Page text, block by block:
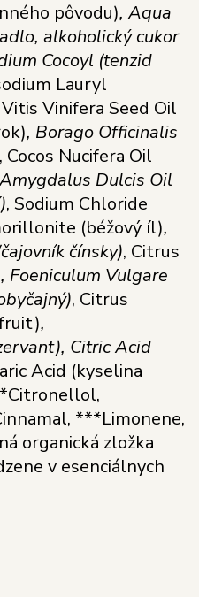
pôvodu), Aqua
alkoholický cukor
Cocoyl (tenzid
Lauryl
Vinifera Seed Oil
, Borago Officinalis
, Cocos Nucifera Oil
Dulcis Oil
, Sodium Chloride
(béžový íl),
čínsky), Citrus
, Foeniculum Vulgare
, Citrus
,
Citric Acid
Acid (kyselina
***Limonene,
organická zložka
v esenciálnych